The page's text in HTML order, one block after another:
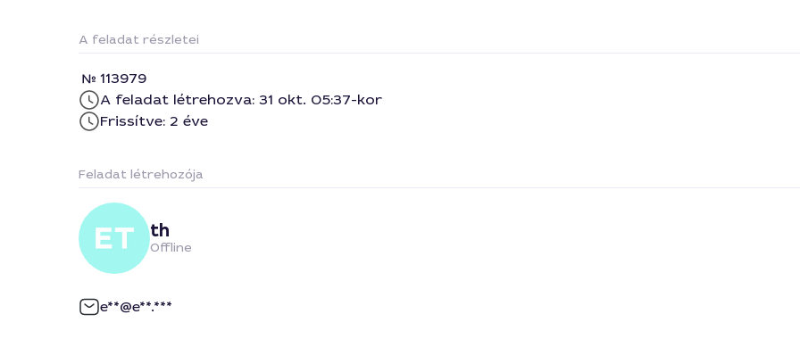
A feladat részletei
113979
A feladat létrehozva: 31 okt. 05:37-kor
Frissítve: 2 éve
Feladat létrehozója
th
Offline
e**@e**.***